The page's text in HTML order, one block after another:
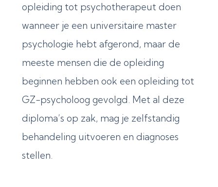
opleiding tot psychotherapeut doen
wanneer je een universitaire master
psychologie hebt afgerond, maar de
meeste mensen die de opleiding
beginnen hebben ook een opleiding tot
GZ-psycholoog gevolgd. Met al deze
diploma’s op zak, mag je zelfstandig
behandeling uitvoeren en diagnoses
stellen.